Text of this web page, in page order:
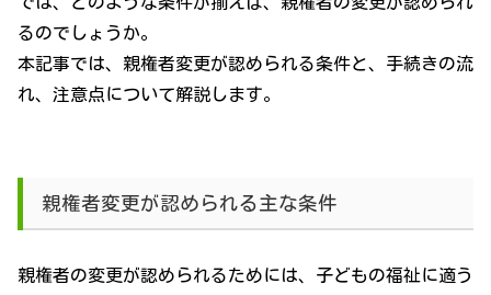
るのでしょうか。
本記事では、親権者変更が認められる条件と、手続きの流
れ、注意点について解説します。
親権者変更が認められる主な条件
親権者の変更が認められるためには、子どもの福祉に適う